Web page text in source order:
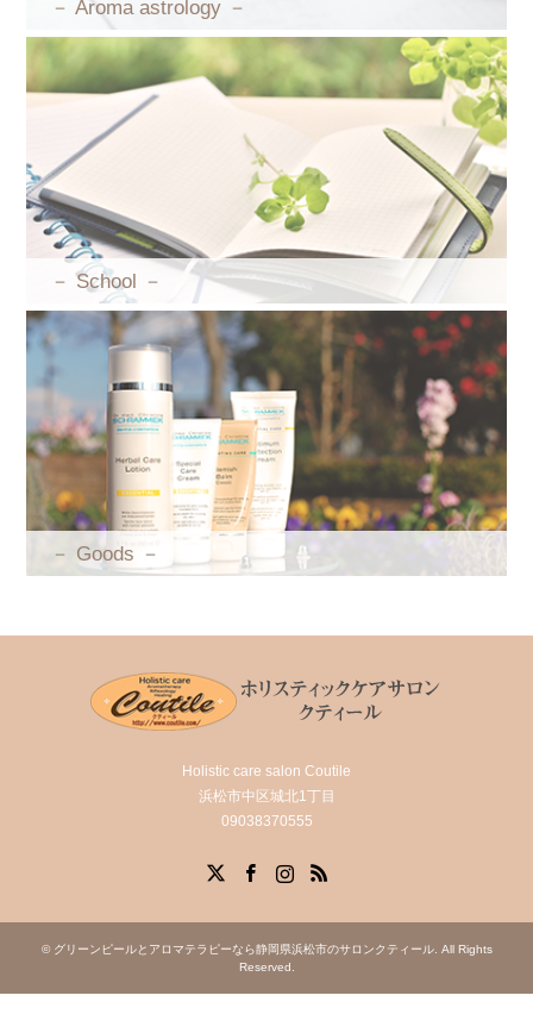
－ Aroma astrology －
－ School －
－ Goods －
Holistic care salon Coutile
浜松市中区城北1丁目
09038370555
RSS
© グリーンピールとアロマテラピーなら静岡県浜松市のサロンクティール. All Rights
Reserved.